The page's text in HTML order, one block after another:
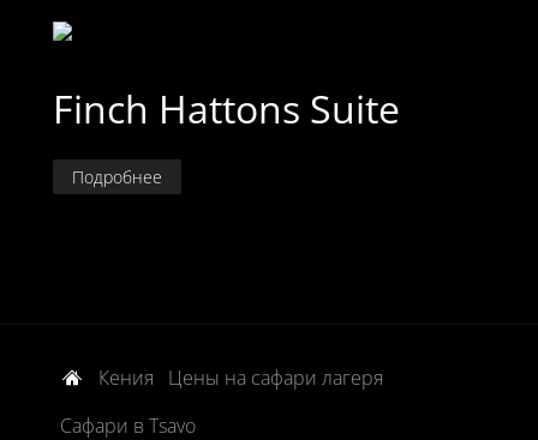
Finch Hattons Suite
Подробнее
Кения
Цены на сафари лагеря
Сафари в Tsavo